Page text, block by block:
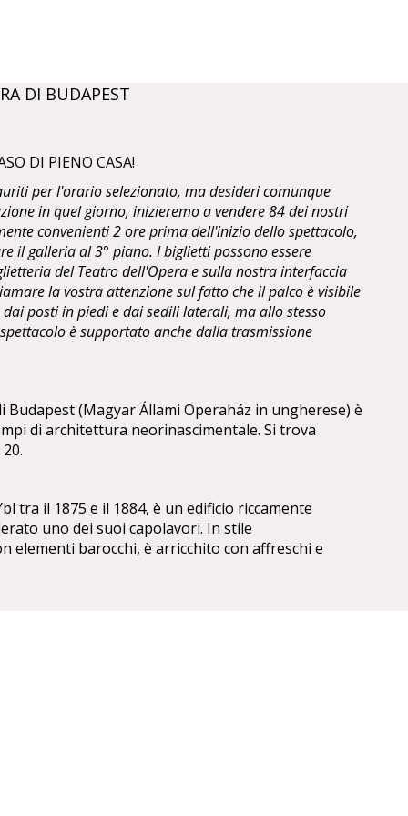
DI BUDAPEST
DI PIENO CASA!
per l'orario selezionato, ma desideri comunque
in quel giorno, inizieremo a vendere 84 dei nostri
convenienti 2 ore prima dell'inizio dello spettacolo,
il galleria al 3° piano. I biglietti possono essere
del Teatro dell'Opera e sulla nostra interfaccia
la vostra attenzione sul fatto che il palco è visibile
posti in piedi e dai sedili laterali, ma allo stesso
è supportato anche dalla trasmissione
Budapest (Magyar Állami Operaház in ungherese) è
di architettura neorinascimentale. Si trova
tra il 1875 e il 1884, è un edificio riccamente
uno dei suoi capolavori. In stile
elementi barocchi, è arricchito con affreschi e